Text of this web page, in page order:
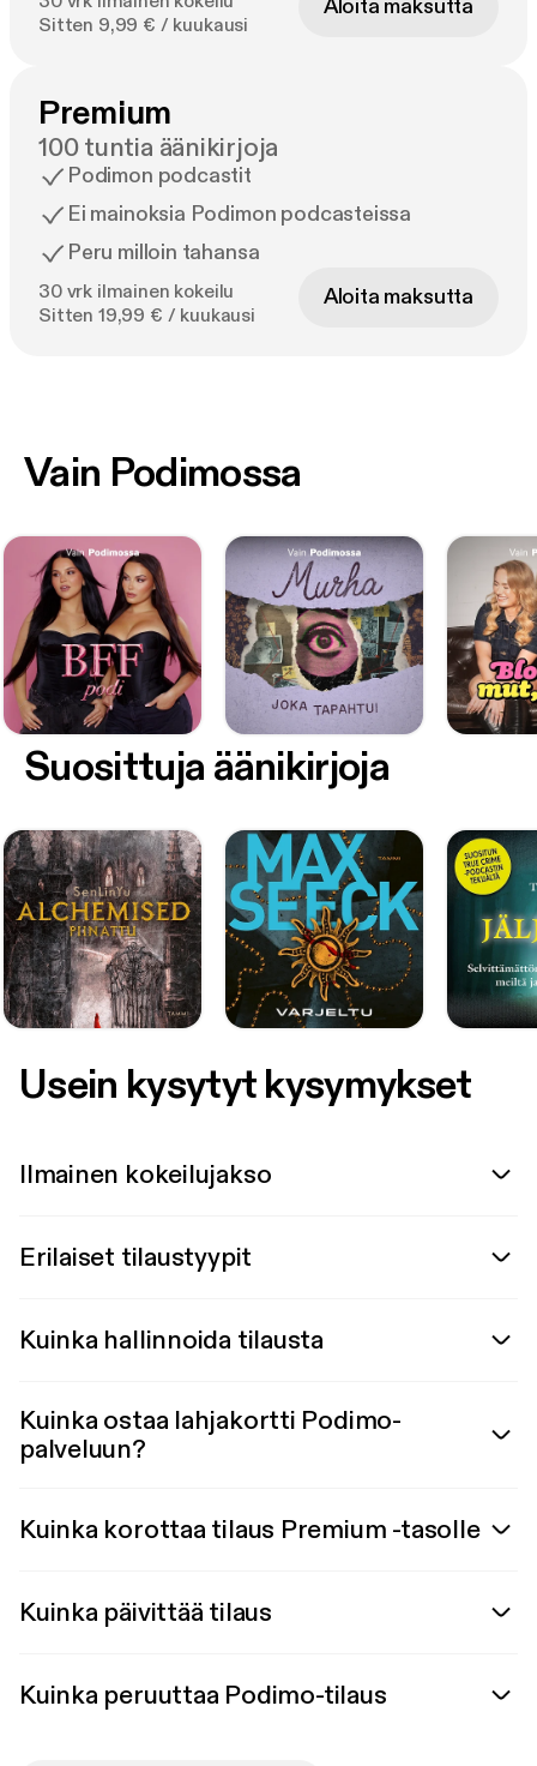
Sitten 9,99 € / kuukausi
Aloita maksutta
Premium
100 tuntia äänikirjoja
Podimon podcastit
Ei mainoksia Podimon podcasteissa
Peru milloin tahansa
30 vrk ilmainen kokeilu
Sitten 19,99 € / kuukausi
Aloita maksutta
Vain Podimossa
Suosittuja äänikirjoja
Usein kysytyt kysymykset
Ilmainen kokeilujakso
Erilaiset tilaustyypit
Kuinka hallinnoida tilausta
Kuinka ostaa lahjakortti Podimo-
palveluun?
Kuinka korottaa tilaus Premium -tasolle
Kuinka päivittää tilaus
Kuinka peruuttaa Podimo-tilaus